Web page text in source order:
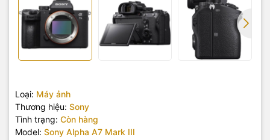
Loại: Máy ảnh
Thương hiệu: Sony
Tình trạng: Còn hàng
Model: Sony Alpha A7 Mark III